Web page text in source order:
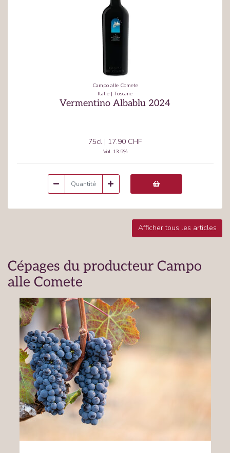
Campo alle Comete
Italie | Toscane
Vermentino Albablu 2024
75cl | 17.90 CHF
Vol. 13.5%
Afficher tous les articles
Cépages du producteur Campo
alle Comete